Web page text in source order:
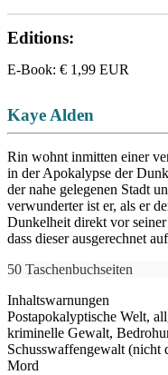
Editions:
E-Book: € 1,99 EUR
Kaye Alden
Rin wohnt inmitten einer
in der Apokalypse der
der nahe gelegenen Stadt
verwunderter ist er, als er
Dunkelheit direkt vor
dass dieser ausgerechnet
50 Taschenbuchseiten
Inhaltswarnungen
Postapokalyptische Welt,
kriminelle Gewalt,
Schusswaffengewalt (nicht
Mord